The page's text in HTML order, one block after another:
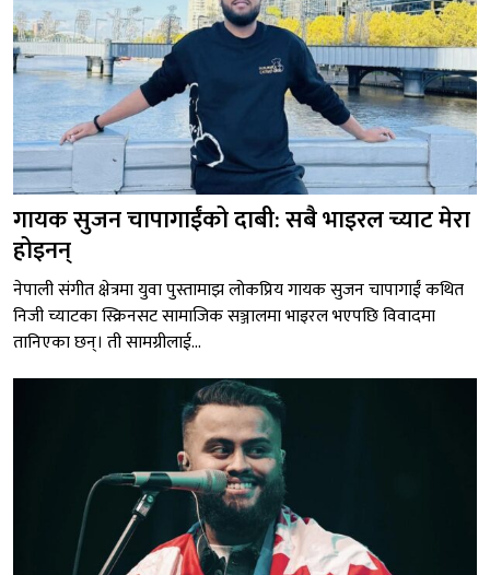
गायक सुजन चापागाईंको दाबी: सबै भाइरल च्याट मेरा
होइनन्
नेपाली संगीत क्षेत्रमा युवा पुस्तामाझ लोकप्रिय गायक सुजन चापागाईं कथित
निजी च्याटका स्क्रिनसट सामाजिक सञ्जालमा भाइरल भएपछि विवादमा
तानिएका छन्। ती सामग्रीलाई...